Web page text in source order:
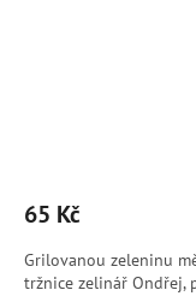
65 Kč
Grilovanou zeleninu
tržnice zelinář Ondřej,